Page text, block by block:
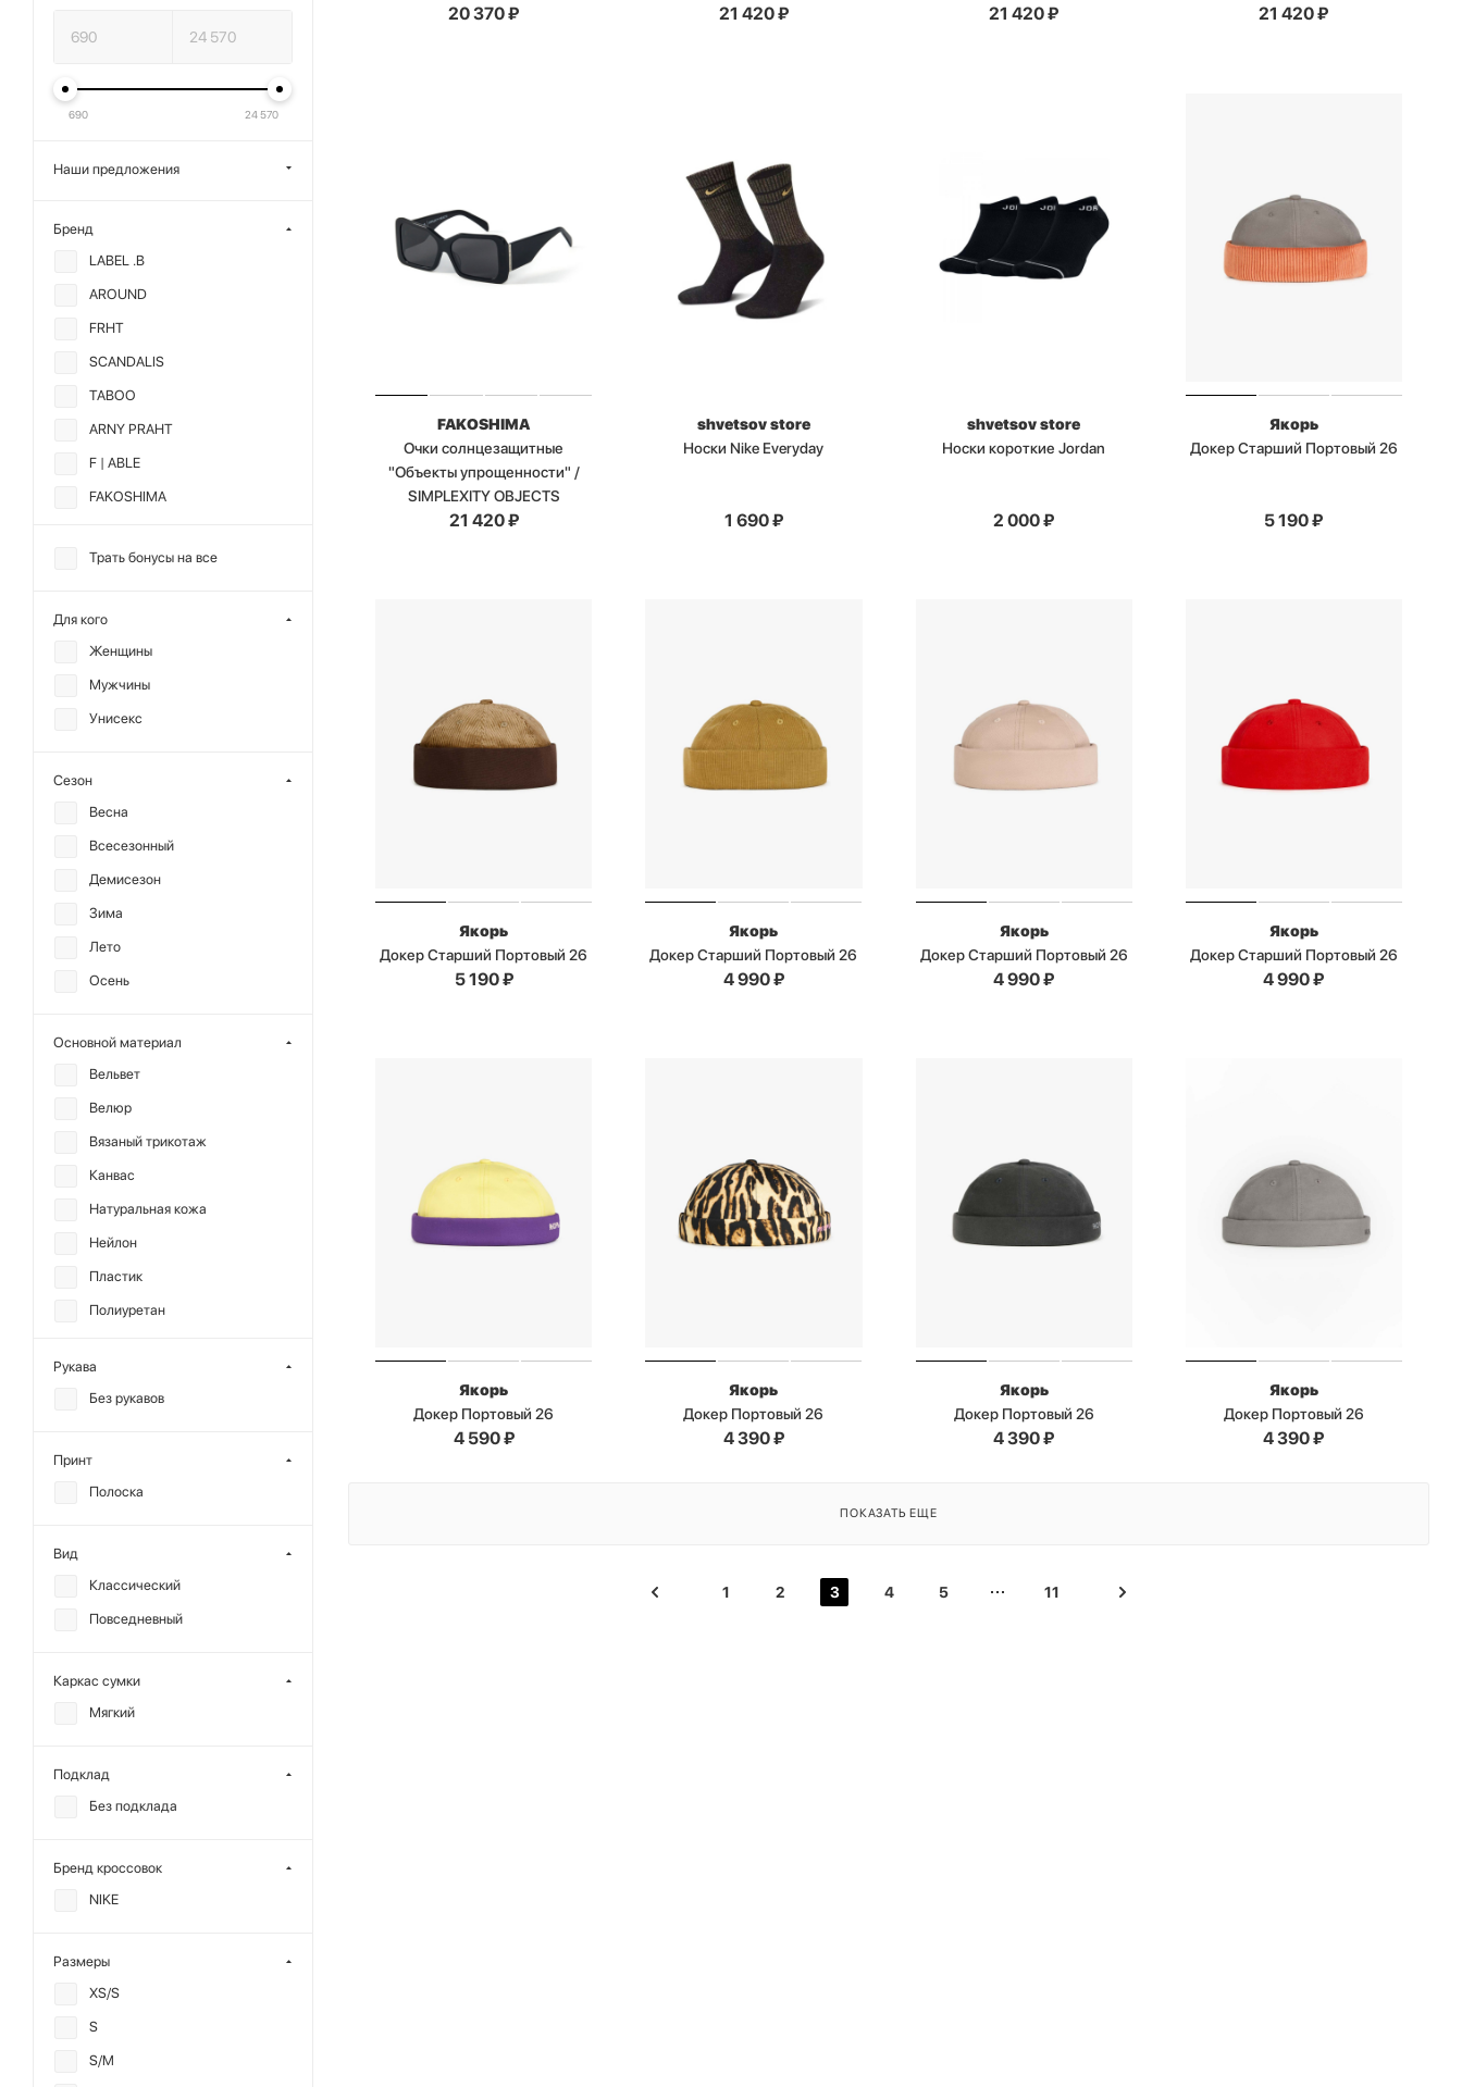
20 370₽ 21 420₽ 21 420₽ 21 420₽
FAKOSHIMA
Очки солнцезащитные
"Объекты упрощенности" /
SIMPLEXITY OBJECTS
21 420₽
shvetsov store
Носки Nike Everyday
1 690₽
shvetsov store
Носки короткие Jordan
2 000₽
Якорь
Докер Старший Портовый 26
5 190₽
Якорь
Докер Старший Портовый 26
5 190₽
Якорь
Докер Старший Портовый 26
4 990₽
Якорь
Докер Старший Портовый 26
4 990₽
Якорь
Докер Старший Портовый 26
4 990₽
Якорь
Докер Портовый 26
4 590₽
Якорь
Докер Портовый 26
4 390₽
Якорь
Докер Портовый 26
4 390₽
Якорь
Докер Портовый 26
4 390₽
ПОКАЗАТЬ ЕЩЕ
1 2 3 4 5 11
690 24 570
Наши предложения
Бренд
LABEL .B
AROUND
FRHT
SCANDALIS
TABOO
ARNY PRAHT
F | ABLE
FAKOSHIMA
MANKOVA
Трать бонусы на все
Для кого
Женщины
Мужчины
Унисекс
Сезон
Весна
Всесезонный
Демисезон
Зима
Лето
Осень
Основной материал
Вельвет
Велюр
Вязаный трикотаж
Канвас
Натуральная кожа
Нейлон
Пластик
Полиуретан
Хлопок
Рукава
Без рукавов
Принт
Полоска
Вид
Классический
Повседневный
Каркас сумки
Мягкий
Подклад
Без подклада
Бренд кроссовок
NIKE
Размеры
XS/S
S
S/M